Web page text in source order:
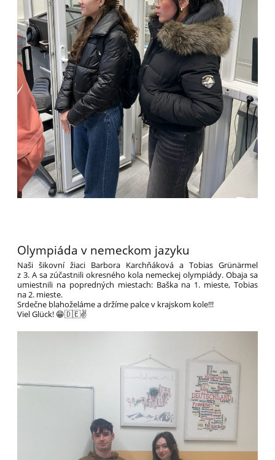
Olympiáda v nemeckom jazyku
Naši šikovní žiaci Barbora Karchňáková a Tobias Grünärmel
z 3. A sa zúčastnili okresného kola nemeckej olympiády. Obaja sa
umiestnili na popredných miestach: Baška na 1. mieste, Tobias
na 2. mieste.
Srdečne blahoželáme a držíme palce v krajskom kole!!!
Viel Glück! 😁🇩🇪✌️